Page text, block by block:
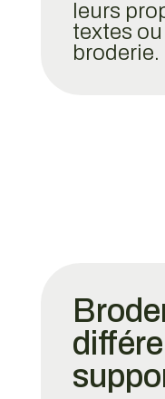
leurs
textes
broderie.